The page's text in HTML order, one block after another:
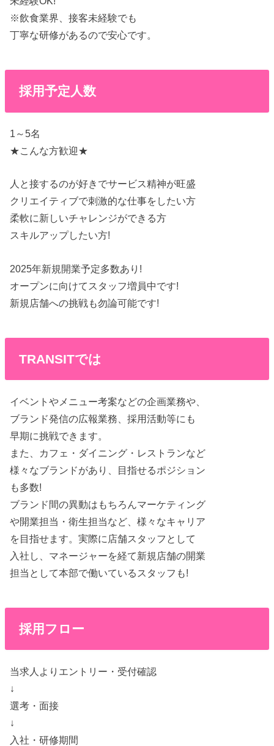
※飲食業界、接客未経験でも
丁寧な研修があるので安心です。
採用予定人数
1～5名
★こんな方歓迎★
人と接するのが好きでサービス精神が旺盛
クリエイティブで刺激的な仕事をしたい方
柔軟に新しいチャレンジができる方
スキルアップしたい方!
2025年新規開業予定多数あり!
オープンに向けてスタッフ増員中です!
新規店舗への挑戦も勿論可能です!
TRANSITでは
イベントやメニュー考案などの企画業務や、
ブランド発信の広報業務、採用活動等にも
早期に挑戦できます。
また、カフェ・ダイニング・レストランなど
様々なブランドがあり、目指せるポジション
も多数!
ブランド間の異動はもちろんマーケティング
や開業担当・衛生担当など、様々なキャリア
を目指せます。実際に店舗スタッフとして
入社し、マネージャーを経て新規店舗の開業
担当として本部で働いているスタッフも!
採用フロー
当求人よりエントリー・受付確認
↓
選考・面接
↓
入社・研修期間